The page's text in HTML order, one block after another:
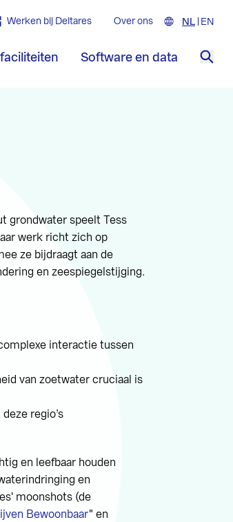
Software en data
Werken bij Deltares Over ons NL EN
grondwater speelt Tess
werk richt zich op
ze bijdraagt aan de
en zeespiegelstijging.
interactie tussen
van zoetwater cruciaal is
regio’s
en leefbaar houden
en
moonshots (de
Bewoonbaar" en